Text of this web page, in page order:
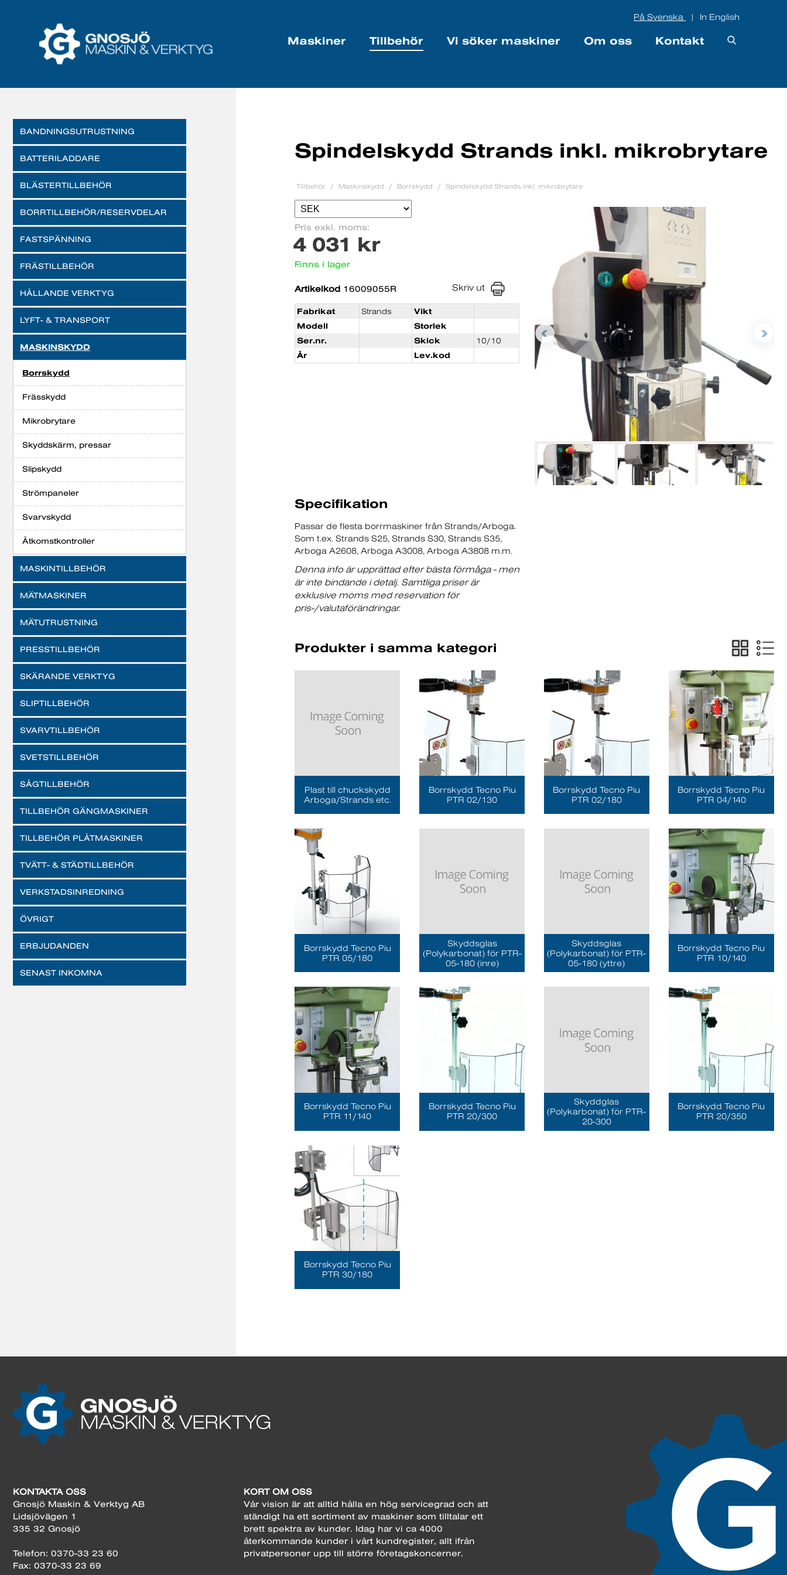
På Svenska In English
Maskiner Tillbehör Vi söker maskiner Om oss Kontakt
BANDNINGSUTRUSTNING
BATTERILADDARE
BLÄSTERTILLBEHÖR
BORRTILLBEHÖR/RESERVDELAR
FASTSPÄNNING
FRÄSTILLBEHÖR
HÅLLANDE VERKTYG
LYFT- & TRANSPORT
MASKINSKYDD
Borrskydd
Frässkydd
Mikrobrytare
Skyddskärm, pressar
Slipskydd
Strömpaneler
Svarvskydd
Åtkomstkontroller
MASKINTILLBEHÖR
MÄTMASKINER
MÄTUTRUSTNING
PRESSTILLBEHÖR
SKÄRANDE VERKTYG
SLIPTILLBEHÖR
SVARVTILLBEHÖR
SVETSTILLBEHÖR
SÅGTILLBEHÖR
TILLBEHÖR GÄNGMASKINER
TILLBEHÖR PLÅTMASKINER
TVÄTT- & STÄDTILLBEHÖR
VERKSTADSINREDNING
ÖVRIGT
ERBJUDANDEN
SENAST INKOMNA
Spindelskydd Strands inkl. mikrobrytare
Tillbehör Maskinskydd Borrskydd Spindelskydd Strands inkl. mikrobrytare
Pris exkl. moms:
4 031 kr
Finns i lager
Artikelkod 16009055R Skriv ut
Fabrikat Strands
Vikt
Modell
Storlek
Ser.nr.
Skick
10/10
År
Lev.kod
Specifikation
Passar de flesta borrmaskiner från Strands/Arboga.
Som t.ex. Strands S25, Strands S30, Strands S35,
Arboga A2608, Arboga A3008, Arboga A3808 m.m.
Denna info är upprättad efter bästa förmåga - men
är inte bindande i detalj. Samtliga priser är
exklusive moms med reservation för
pris-/valutaförändringar.
Produkter i samma kategori
Plast till chuckskydd
Arboga/Strands etc.
Borrskydd Tecno Piu
PTR 02/130
Borrskydd Tecno Piu
PTR 02/180
Borrskydd Tecno Piu
PTR 04/140
Borrskydd Tecno Piu
PTR 05/180
Skyddsglas
(Polykarbonat) för PTR-
05-180 (inre)
Skyddsglas
(Polykarbonat) för PTR-
05-180 (yttre)
Borrskydd Tecno Piu
PTR 10/140
Borrskydd Tecno Piu
PTR 11/140
Borrskydd Tecno Piu
PTR 20/300
Skyddglas
(Polykarbonat) för PTR-
20-300
Borrskydd Tecno Piu
PTR 20/350
Borrskydd Tecno Piu
PTR 30/180
KONTAKTA OSS
Gnosjö Maskin & Verktyg AB
Lidsjövägen 1
335 32 Gnosjö
Telefon: 0370-33 23 60
Fax: 0370-33 23 69
KORT OM OSS
Vår vision är att alltid hålla en hög servicegrad och att
ständigt ha ett sortiment av maskiner som tilltalar ett
brett spektra av kunder. Idag har vi ca 4000
återkommande kunder i vårt kundregister, allt ifrån
privatpersoner upp till större företagskoncerner.